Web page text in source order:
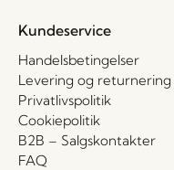
Kundeservice
Handelsbetingelser
Levering og returnering
Privatlivspolitik
Cookiepolitik
B2B – Salgskontakter
FAQ